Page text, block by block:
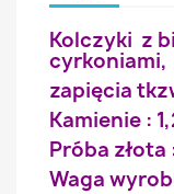
Kolczyki z
cyrkoniami,
zapięcia
Kamienie :
Próba
Waga